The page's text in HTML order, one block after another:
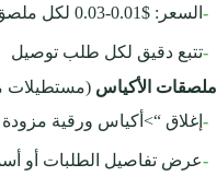
- السعر: $0.01-0.03 لكل ملصق
-تتبع دقيق لكل طلب توصيل
ملصقات الأكياس (مستطيلات مقاس 2×3
- إغلاق “>أكياس ورقية مزودة
-عرض تفاصيل الطلبات أو